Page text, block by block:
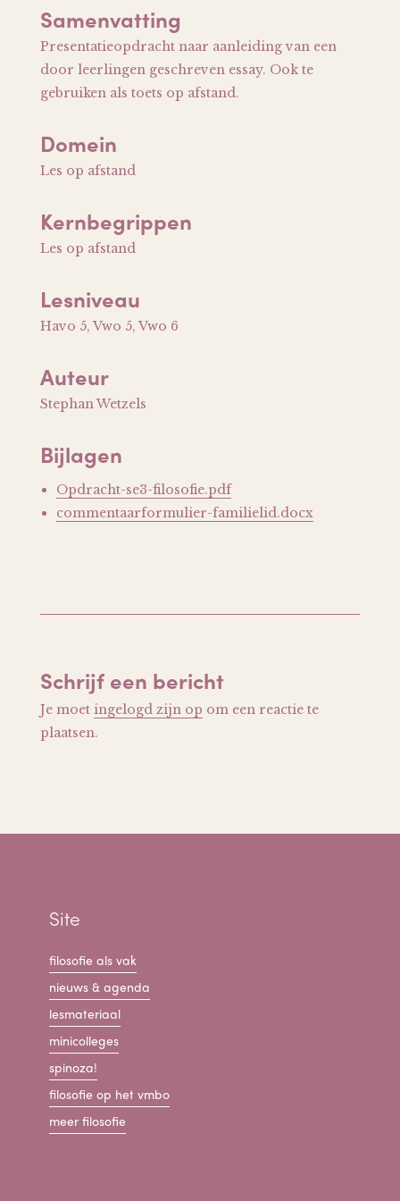
Samenvatting
Presentatieopdracht naar aanleiding van een
door leerlingen geschreven essay. Ook te
gebruiken als toets op afstand.
Domein
Les op afstand
Kernbegrippen
Les op afstand
Lesniveau
Havo 5, Vwo 5, Vwo 6
Auteur
Stephan Wetzels
Bijlagen
Opdracht-se3-filosofie.pdf
commentaarformulier-familielid.docx
Schrijf een bericht
Je moet ingelogd zijn op om een reactie te
plaatsen.
Site
filosofie als vak
nieuws & agenda
lesmateriaal
minicolleges
spinoza!
filosofie op het vmbo
meer filosofie